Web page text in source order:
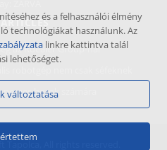
az Rdealer Group-nál
nemes borok számára
Tapolca, All rights reserved.
és a felhasználói élmény
technológiákat használunk. Az
linkre kattintva talál
lehetőséget.
változtatása